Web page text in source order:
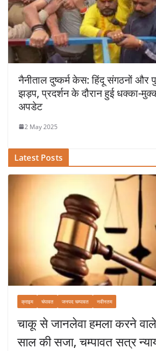
नैनीताल दुष्कर्म केस: हिंदू संगठनों और
झड़प, प्रदर्शन के दौरान हुई धक्का-
अपडेट
2 May 2025
Latest Posts
क्राइम चंपावत जनपद चम्पावत नवीनतम
चाकू से जानलेवा हमला करने वाले
साल की सजा, चम्पावत सत्र